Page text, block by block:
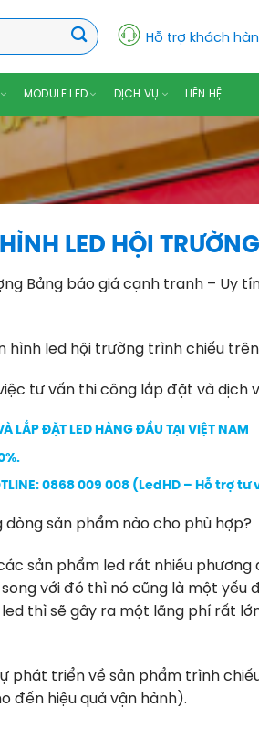
Hỗ trợ khách
MODULE LED DỊCH VỤ LIÊN HỆ
LED HỘI
Bảng báo giá cạnh tranh – Uy
led hội trường trình chiếu trên
tư vấn thi công lắp đặt và dịch
LẮP ĐẶT LED HÀNG ĐẦU TẠI VIỆT NAM
0868 009 008 (LedHD – Hỗ trợ
dòng sản phẩm nào cho phù hợp?
sản phẩm led rất nhiều phương
với đó thì nó cũng là một yếu
thì sẽ gây ra một lãng phí rất
phát triển về sản phẩm trình
đến hiệu quả vận hành).